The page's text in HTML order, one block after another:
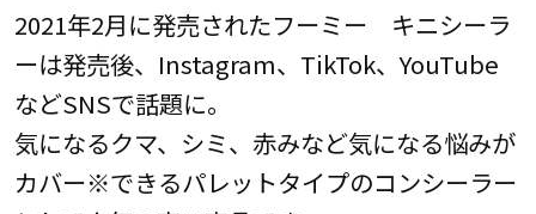
2021年2月に発売されたフーミー キニシーラ
ーは発売後、Instagram、TikTok、YouTube
などSNSで話題に。
気になるクマ、シミ、赤みなど気になる悩みが
カバー※できるパレットタイプのコンシーラー